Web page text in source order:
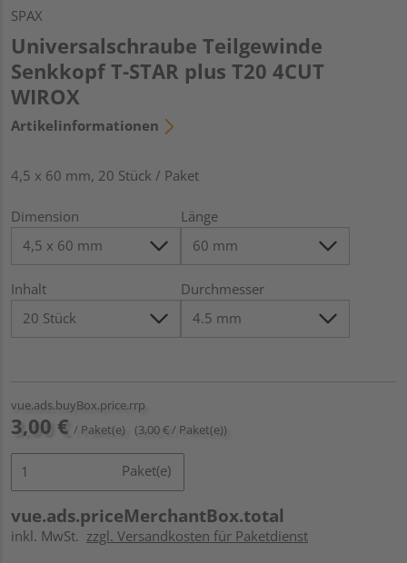
SPAX
Universalschraube Teilgewinde
Senkkopf T-STAR plus T20 4CUT
WIROX
Artikelinformationen
4,5 x 60 mm, 20 Stück / Paket
Dimension Länge
Inhalt Durchmesser
vue.ads.buyBox.price.rrp
3,00 € / Paket(e) (3,00 € / Paket(e))
Paket(e)
vue.ads.priceMerchantBox.total
inkl. MwSt. zzgl. Versandkosten für Paketdienst